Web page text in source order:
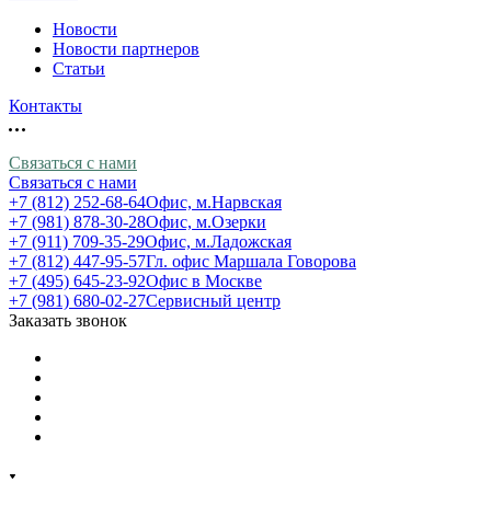
Новости
Новости партнеров
Статьи
Контакты
Связаться с нами
Связаться с нами
+7 (812) 252-68-64Офис, м.Нарвская
+7 (981) 878-30-28Офис, м.Озерки
+7 (911) 709-35-29Офис, м.Ладожская
+7 (812) 447-95-57Гл. офис Маршала Говорова
+7 (495) 645-23-92Офис в Москве
+7 (981) 680-02-27Сервисный центр
Заказать звонок